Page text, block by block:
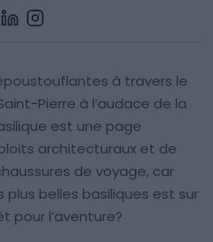
à travers le
Pierre à l’audace de la
est une page
architecturaux et de
de voyage, car
belles basiliques est sur
pour l’aventure?